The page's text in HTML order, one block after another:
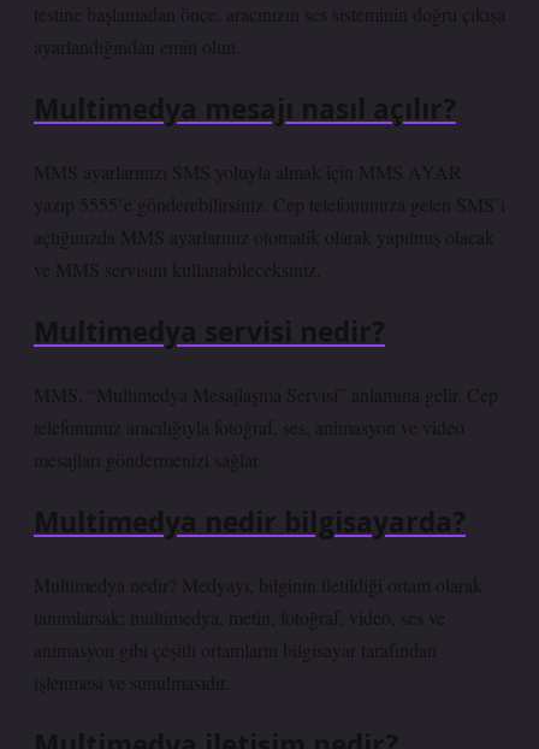
testine başlamadan önce, aracınızın ses sisteminin doğru çıkışa
ayarlandığından emin olun.
Multimedya mesajı nasıl açılır?
MMS ayarlarınızı SMS yoluyla almak için MMS AYAR
yazıp 5555’e gönderebilirsiniz. Cep telefonunuza gelen SMS’i
açtığınızda MMS ayarlarınız otomatik olarak yapılmış olacak
ve MMS servisini kullanabileceksiniz.
Multimedya servisi nedir?
MMS, “Multimedya Mesajlaşma Servisi” anlamına gelir. Cep
telefonunuz aracılığıyla fotoğraf, ses, animasyon ve video
mesajları göndermenizi sağlar.
Multimedya nedir bilgisayarda?
Multimedya nedir? Medyayı, bilginin iletildiği ortam olarak
tanımlarsak; multimedya, metin, fotoğraf, video, ses ve
animasyon gibi çeşitli ortamların bilgisayar tarafından
işlenmesi ve sunulmasıdır.